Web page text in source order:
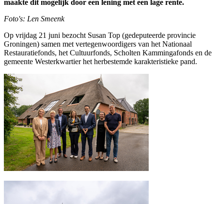
maakte dit mogelijk door een lening met een lage rente.
Foto's: Len Smeenk
Op vrijdag 21 juni bezocht Susan Top (gedeputeerde provincie
Groningen) samen met vertegenwoordigers van het Nationaal
Restauratiefonds, het Cultuurfonds, Scholten Kammingafonds en de
gemeente Westerkwartier het herbestemde karakteristieke pand.